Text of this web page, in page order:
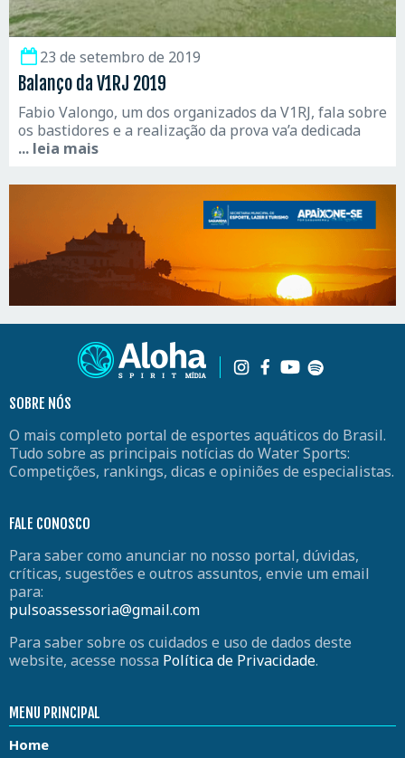
23 de setembro de 2019
Balanço da V1RJ 2019
Fabio Valongo, um dos organizados da V1RJ, fala sobre
os bastidores e a realização da prova va’a dedicada
... leia mais
SOBRE NÓS
O mais completo portal de esportes aquáticos do Brasil.
Tudo sobre as principais notícias do Water Sports:
Competições, rankings, dicas e opiniões de especialistas.
FALE CONOSCO
Para saber como anunciar no nosso portal, dúvidas,
críticas, sugestões e outros assuntos, envie um email
para:
pulsoassessoria@gmail.com
Para saber sobre os cuidados e uso de dados deste
website, acesse nossa Política de Privacidade.
MENU PRINCIPAL
Home